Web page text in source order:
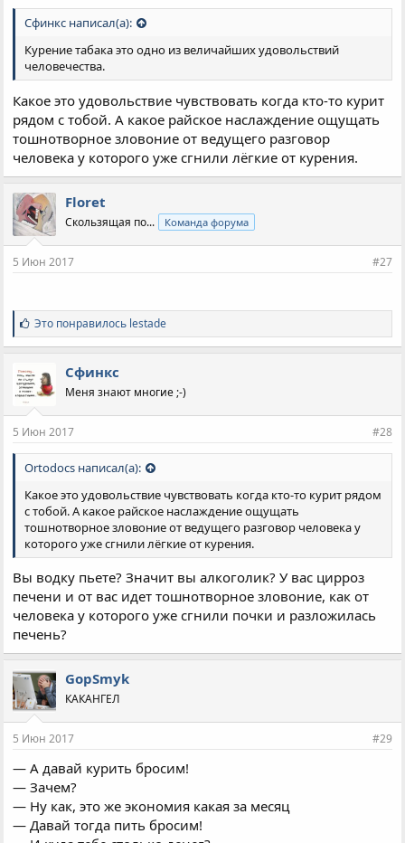
Сфинкс написал(а):
Курение табака это одно из величайших удовольствий
человечества.
Какое это удовольствие чувствовать когда кто-то курит
рядом с тобой. А какое райское наслаждение ощущать
тошнотворное зловоние от ведущего разговор
человека у которого уже сгнили лёгкие от курения.
Floret
Скользящая по... Команда форума
5 Июн 2017 #27
С
и
м
а
т
и
:
Это понравилось lestade
Сфинкс
Меня знают многие ;-)
5 Июн 2017 #28
Ortodocs написал(а):
Какое это удовольствие чувствовать когда кто-то курит рядом
с тобой. А какое райское наслаждение ощущать
тошнотворное зловоние от ведущего разговор человека у
которого уже сгнили лёгкие от курения.
Вы водку пьете? Значит вы алкоголик? У вас цирроз
печени и от вас идет тошнотворное зловоние, как от
человека у которого уже сгнили почки и разложилась
печень?
GopSmyk
КАКАНГЕЛ
5 Июн 2017 #29
— А давай курить бросим!
— Зачем?
— Ну как, это же экономия какая за месяц
— Давай тогда пить бросим!